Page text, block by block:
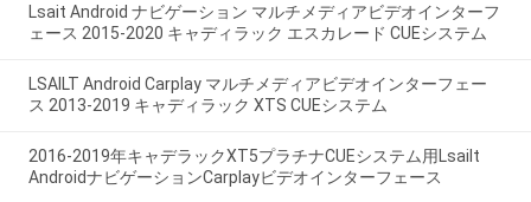
Lsait Android ナビゲーション マルチメディアビデオインターフ
ェース 2015-2020 キャディラック エスカレード CUEシステム
LSAILT Android Carplay マルチメディアビデオインターフェー
ス 2013-2019 キャディラック XTS CUEシステム
2016-2019年キャデラックXT5プラチナCUEシステム用Lsailt
AndroidナビゲーションCarplayビデオインターフェース